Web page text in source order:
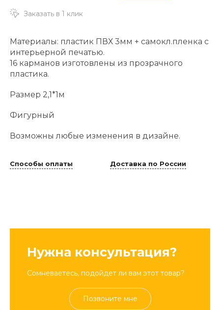
Заказать в 1 клик
Материалы: пластик ПВХ 3мм + самокл.пленка с
интерьерной печатью.
16 карманов изготовлены из прозрачного
пластика.
Размер 2,1*1м
Фигурный
Возможны любые изменения в дизайне.
Способы оплаты Доставка по России
Нужна консультация?
Сомневаетесь, подойдет ли вам этот товар?
Позвоните мне